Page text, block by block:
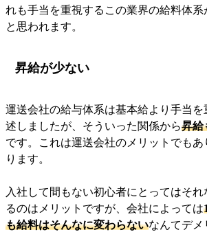
れも手当を重視するこの業界の給料体
と思われます。
昇給が少ない
運送会社の給与体系は基本給より手当
述しましたが、そういった関係から昇給
です。これは運送会社のメリットでも
ります。
入社して間もない初心者にとってはそれ
るのはメリットですが、会社によっては
も給料はそんなに変わらないなんてデメ